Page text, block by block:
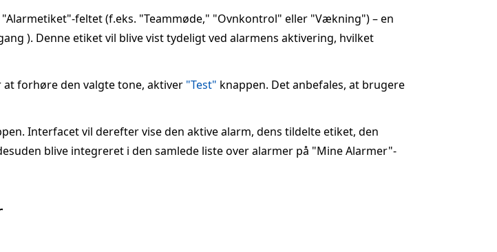
feltet (f.eks. "Teammøde," "Ovnkontrol" eller "Vækning") – en
). Denne etiket vil blive vist tydeligt ved alarmens aktivering, hvilket
forhøre den valgte tone, aktiver "Test" knappen. Det anbefales, at brugere
Interfacet vil derefter vise den aktive alarm, dens tildelte etiket, den
blive integreret i den samlede liste over alarmer på "Mine Alarmer"-